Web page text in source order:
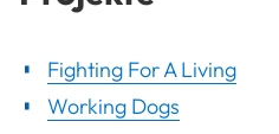
Fighting For A Living
Working Dogs